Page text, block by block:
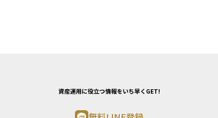
資産運用に役立つ情報をいち早くGET!